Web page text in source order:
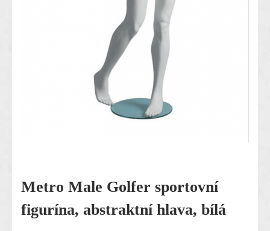
Metro Male Golfer sportovní
figurína, abstraktní hlava, bílá